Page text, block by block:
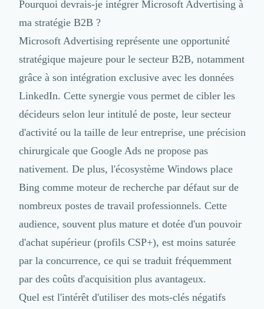
Pourquoi devrais-je intégrer Microsoft Advertising à
ma stratégie B2B ?
Microsoft Advertising représente une opportunité
stratégique majeure pour le secteur B2B, notamment
grâce à son intégration exclusive avec les données
LinkedIn. Cette synergie vous permet de cibler les
décideurs selon leur intitulé de poste, leur secteur
d'activité ou la taille de leur entreprise, une précision
chirurgicale que Google Ads ne propose pas
nativement. De plus, l'écosystème Windows place
Bing comme moteur de recherche par défaut sur de
nombreux postes de travail professionnels. Cette
audience, souvent plus mature et dotée d'un pouvoir
d'achat supérieur (profils CSP+), est moins saturée
par la concurrence, ce qui se traduit fréquemment
par des coûts d'acquisition plus avantageux.
Quel est l'intérêt d'utiliser des mots-clés négatifs